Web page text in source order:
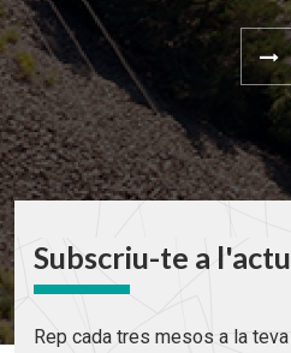
Subscriu-te a
Rep cada tres mesos a la